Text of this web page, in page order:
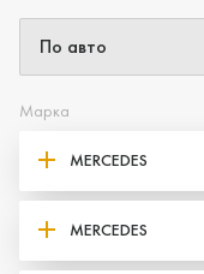
Марка
MERCEDES
MERCEDES